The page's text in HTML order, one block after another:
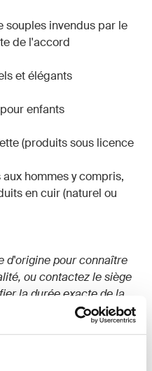
souples invendus par le
de l'accord
et élégants
enfants
(produits sous licence
hommes y compris,
en cuir (naturel ou
d'origine pour connaître
ou contactez le siège
la durée exacte de la
de Case Logic pour
des produits non